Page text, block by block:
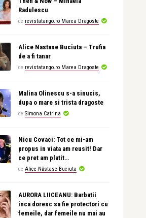
Radulescu
de revistatango.ro Marea Dragoste
Alice Nastase Buciuta – Trufia
de a fi tanar
de revistatango.ro Marea Dragoste
Malina Olinescu s-a sinucis,
dupa o mare si trista dragoste
de Simona Catrina
Nicu Covaci: Tot ce mi-am
propus in viata am reusit! Dar
ce pret am platit…
de Alice Năstase Buciuta
AURORA LIICEANU: Barbatii
inca doresc sa fie protectori cu
femeile, dar femeile nu mai au